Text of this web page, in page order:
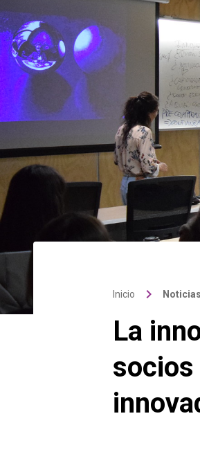
Inicio keyboard_arrow_right Noticias
La
socios